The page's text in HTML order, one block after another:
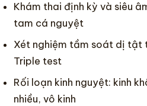
Khám thai định kỳ và siêu
tam cá nguyệt
Xét nghiệm tầm soát dị tật
Triple test
Rối loạn kinh nguyệt: kinh
nhiều, vô kinh